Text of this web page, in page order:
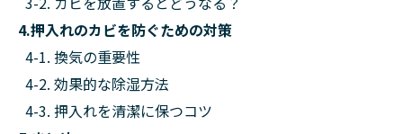
4.押入れのカビを防ぐための対策
4-1. 換気の重要性
4-2. 効果的な除湿方法
4-3. 押入れを清潔に保つコツ